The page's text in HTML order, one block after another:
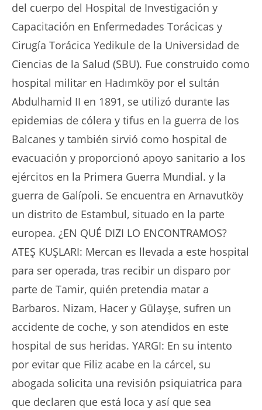
del cuerpo del Hospital de Investigación y
Capacitación en Enfermedades Torácicas y
Cirugía Torácica Yedikule de la Universidad de
Ciencias de la Salud (SBU). Fue construido como
hospital militar en Hadımköy por el sultán
Abdulhamid II en 1891, se utilizó durante las
epidemias de cólera y tifus en la guerra de los
Balcanes y también sirvió como hospital de
evacuación y proporcionó apoyo sanitario a los
ejércitos en la Primera Guerra Mundial. y la
guerra de Galípoli. Se encuentra en Arnavutköy
un distrito de Estambul, situado en la parte
europea. ¿EN QUÉ DIZI LO ENCONTRAMOS?
ATEŞ KUŞLARI: Mercan es llevada a este hospital
para ser operada, tras recibir un disparo por
parte de Tamir, quién pretendia matar a
Barbaros. Nizam, Hacer y Gülayşe, sufren un
accidente de coche, y son atendidos en este
hospital de sus heridas. YARGI: En su intento
por evitar que Filiz acabe en la cárcel, su
abogada solicita una revisión psiquiatrica para
que declaren que está loca y así que sea